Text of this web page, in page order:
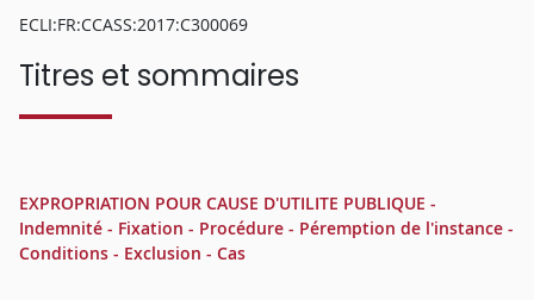
ECLI:FR:CCASS:2017:C300069
Titres et sommaires
EXPROPRIATION POUR CAUSE D'UTILITE PUBLIQUE -
Indemnité - Fixation - Procédure - Péremption de l'instance -
Conditions - Exclusion - Cas